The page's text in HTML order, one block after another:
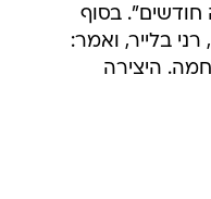
חודשים". בסוף
בלייר, ואמר:
היצירה